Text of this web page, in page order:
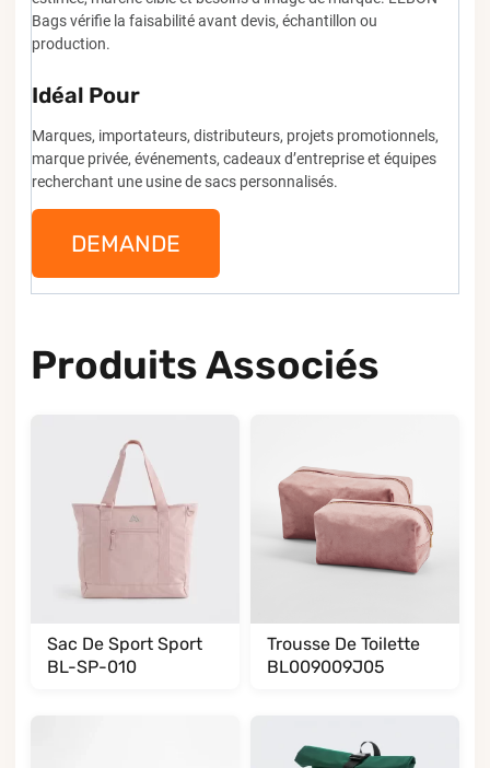
Bags vérifie la faisabilité avant devis, échantillon ou
production.
Idéal Pour
Marques, importateurs, distributeurs, projets promotionnels,
marque privée, événements, cadeaux d’entreprise et équipes
recherchant une usine de sacs personnalisés.
DEMANDE
Produits Associés
Sac De Sport Sport
BL-SP-010
Trousse De Toilette
BL009009J05